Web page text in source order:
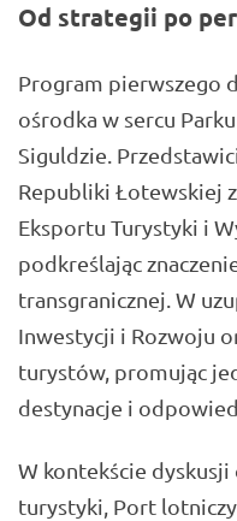
Od strategii po
Program pierwszego
ośrodka w sercu
Siguldzie.
Republiki Łotewskiej
Eksportu Turystyki i
podkreślając
transgranicznej. W
Inwestycji i Rozwoju
turystów, promując
destynacje i
W kontekście
turystyki, Port